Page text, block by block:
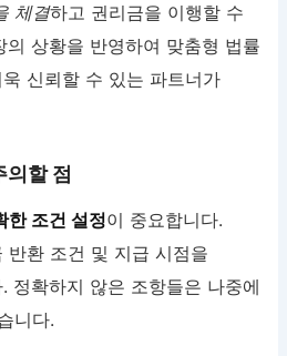
체결하고 권리금을 이행할 수
의 상황을 반영하여 맞춤형 법률
신뢰할 수 있는 파트너가
할 점
한 조건 설정이 중요합니다.
반환 조건 및 지급 시점을
정확하지 않은 조항들은 나중에
니다.